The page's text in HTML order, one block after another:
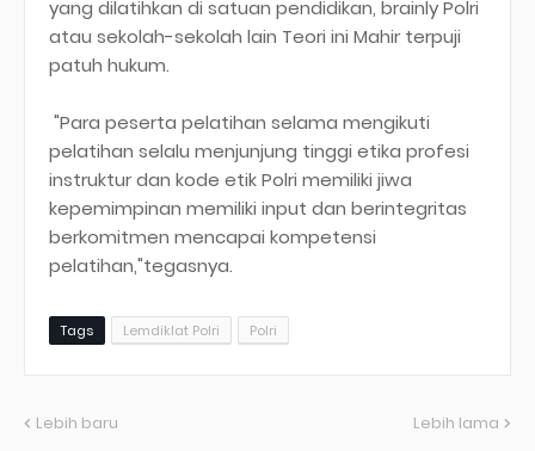
yang dilatihkan di satuan pendidikan, brainly Polri
atau sekolah-sekolah lain Teori ini Mahir terpuji
patuh hukum.
"Para peserta pelatihan selama mengikuti
pelatihan selalu menjunjung tinggi etika profesi
instruktur dan kode etik Polri memiliki jiwa
kepemimpinan memiliki input dan berintegritas
berkomitmen mencapai kompetensi
pelatihan,"tegasnya.
Tags Lemdiklat Polri Polri
Lebih baru Lebih lama